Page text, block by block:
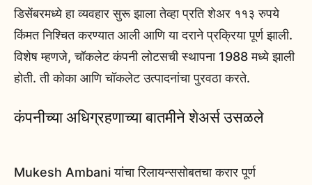
डिसेंबरमध्ये हा व्यवहार सुरू झाला तेव्हा प्रति शेअर ११३ रुपये
किंमत निश्चित करण्यात आली आणि या दराने प्रक्रिया पूर्ण झाली.
विशेष म्हणजे, चॉकलेट कंपनी लोटसची स्थापना 1988 मध्ये झाली
होती. ती कोका आणि चॉकलेट उत्पादनांचा पुरवठा करते.
कंपनीच्या अधिग्रहणाच्या बातमीने शेअर्स उसळले
Mukesh Ambani यांचा रिलायन्ससोबतचा करार पूर्ण